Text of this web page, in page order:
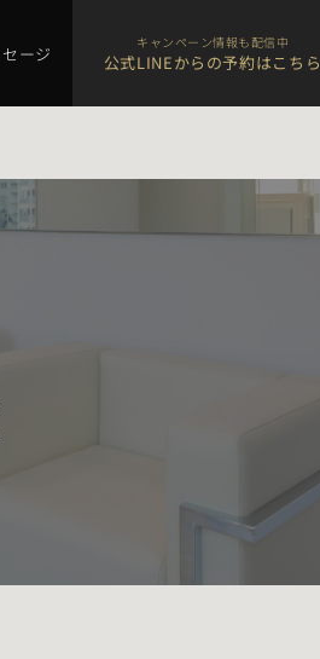
ージ キャンペーン情報も配信中
公式LINEからの予約はこちら